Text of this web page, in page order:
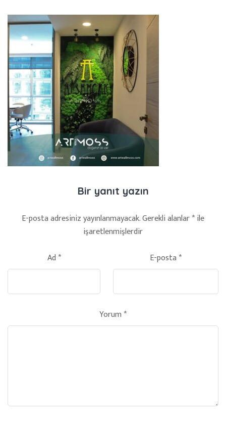
Bir yanıt yazın
E-posta adresiniz yayınlanmayacak.Gerekli alanlar*ile
işaretlenmişlerdir
Ad* E-posta*
Yorum*